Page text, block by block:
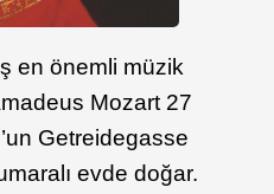
en önemli müzik
Mozart 27
Getreidegasse
evde doğar.